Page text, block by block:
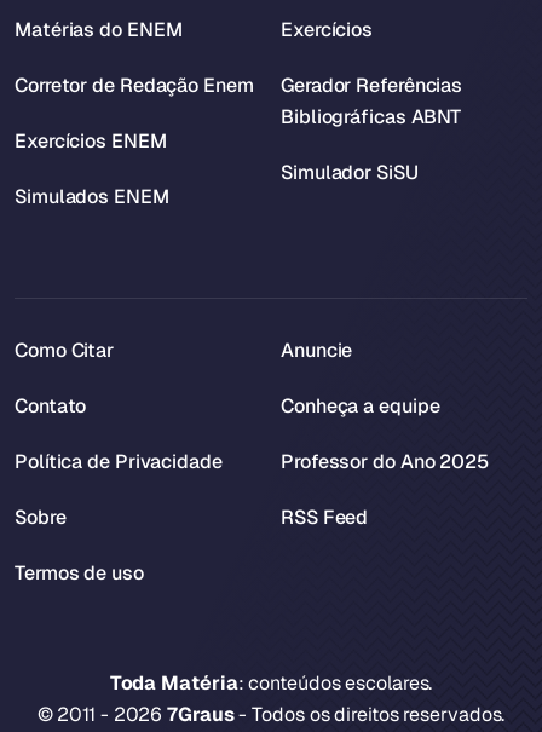
Matérias do ENEM
Corretor de Redação Enem
Exercícios ENEM
Simulados ENEM
Exercícios
Gerador Referências
Bibliográficas ABNT
Simulador SiSU
Toda Matéria: conteúdos escolares.
© 2011 - 20267Graus- Todos os direitos reservados.
Como Citar
Contato
Política de Privacidade
Sobre
Termos de uso
Anuncie
Conheça a equipe
Professor do Ano 2025
RSS Feed